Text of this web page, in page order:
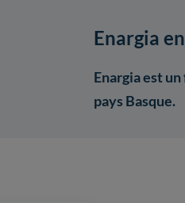
Enargia
Enargia est
pays Basque.